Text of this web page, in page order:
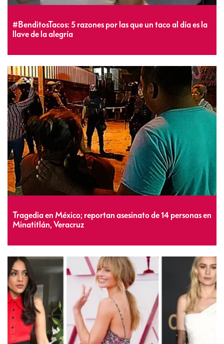
#BenditosTacos: 5 razones por las que un taco al día es la
llave de la alegría
Tragedia en México; reportan asesinato de 14 personas en
Minatitlán, Veracruz